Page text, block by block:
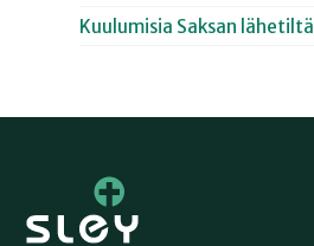
Kuulumisia Saksan lähetiltä